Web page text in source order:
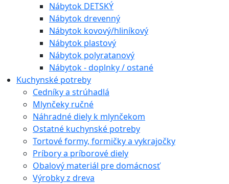
Nábytok DETSKÝ
Nábytok drevenný
Nábytok kovový/hliníkový
Nábytok plastový
Nábytok polyratanový
Nábytok - doplnky / ostané
Kuchynské potreby
Cedníky a strúhadlá
Mlynčeky ručné
Náhradné diely k mlynčekom
Ostatné kuchynské potreby
Tortové formy, formičky a vykrajočky
Príbory a príborové diely
Obalový materiál pre domácnosť
Výrobky z dreva